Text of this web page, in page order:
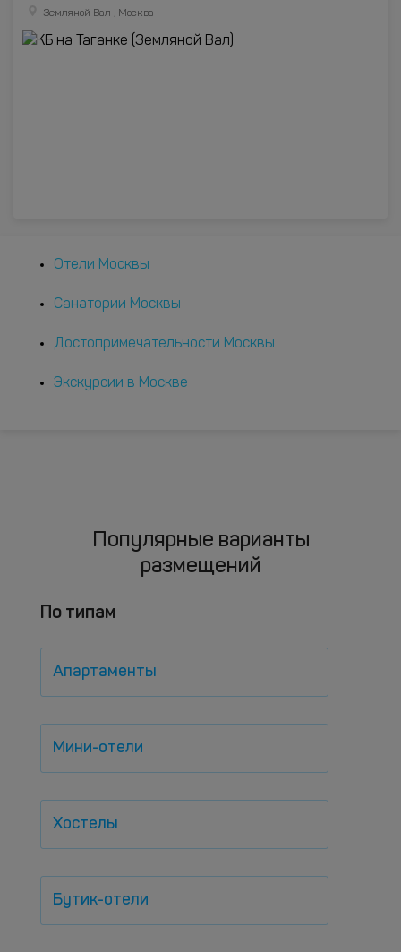
Земляной Вал , Москва
Отели Москвы
Санатории Москвы
Достопримечательности Москвы
Экскурсии в Москве
Популярные варианты
размещений
По типам
Апартаменты
Мини-отели
Хостелы
Бутик-отели